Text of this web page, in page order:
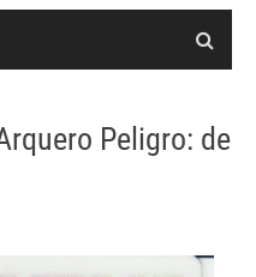
Peligro: de